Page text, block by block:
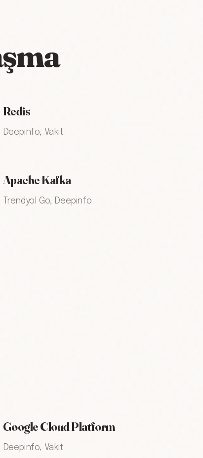
Redis
Deepinfo, Vakit
Apache Kafka
Trendyol Go, Deepinfo
Google Cloud Platform
Deepinfo, Vakit